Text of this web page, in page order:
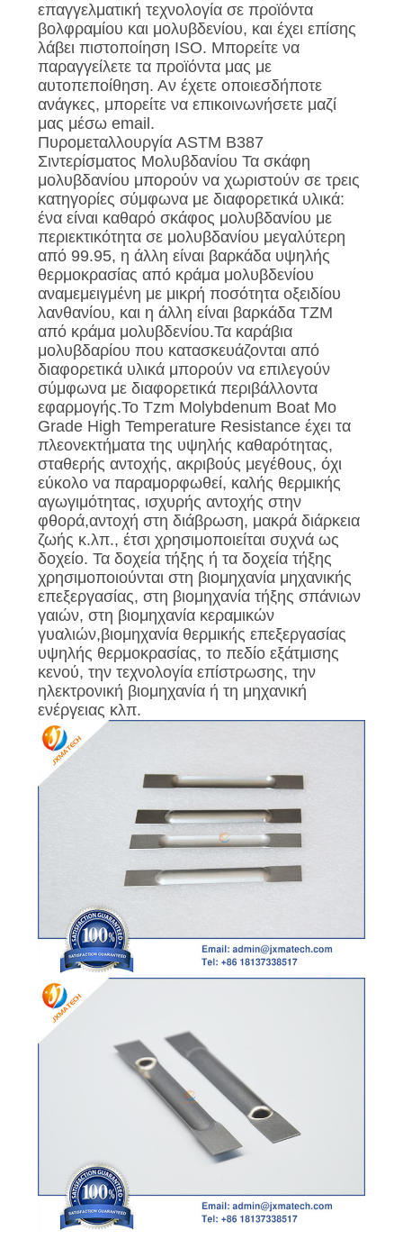
επαγγελματική τεχνολογία σε προϊόντα
βολφραμίου και μολυβδενίου, και έχει επίσης
λάβει πιστοποίηση ISO. Μπορείτε να
παραγγείλετε τα προϊόντα μας με
αυτοπεποίθηση. Αν έχετε οποιεσδήποτε
ανάγκες, μπορείτε να επικοινωνήσετε μαζί
μας μέσω email.
Πυρομεταλλουργία ASTM B387
Σιντερίσματος Μολυβδανίου Τα σκάφη
μολυβδανίου μπορούν να χωριστούν σε τρεις
κατηγορίες σύμφωνα με διαφορετικά υλικά:
ένα είναι καθαρό σκάφος μολυβδανίου με
περιεκτικότητα σε μολυβδανίου μεγαλύτερη
από 99.95, η άλλη είναι βαρκάδα υψηλής
θερμοκρασίας από κράμα μολυβδενίου
αναμεμειγμένη με μικρή ποσότητα οξειδίου
λανθανίου, και η άλλη είναι βαρκάδα TZM
από κράμα μολυβδενίου.Τα καράβια
μολυβδαρίου που κατασκευάζονται από
διαφορετικά υλικά μπορούν να επιλεγούν
σύμφωνα με διαφορετικά περιβάλλοντα
εφαρμογής.Το Tzm Molybdenum Boat Mo
Grade High Temperature Resistance έχει τα
πλεονεκτήματα της υψηλής καθαρότητας,
σταθερής αντοχής, ακριβούς μεγέθους, όχι
εύκολο να παραμορφωθεί, καλής θερμικής
αγωγιμότητας, ισχυρής αντοχής στην
φθορά,αντοχή στη διάβρωση, μακρά διάρκεια
ζωής κ.λπ., έτσι χρησιμοποιείται συχνά ως
δοχείο. Τα δοχεία τήξης ή τα δοχεία τήξης
χρησιμοποιούνται στη βιομηχανία μηχανικής
επεξεργασίας, στη βιομηχανία τήξης σπάνιων
γαιών, στη βιομηχανία κεραμικών
γυαλιών,βιομηχανία θερμικής επεξεργασίας
υψηλής θερμοκρασίας, το πεδίο εξάτμισης
κενού, την τεχνολογία επίστρωσης, την
ηλεκτρονική βιομηχανία ή τη μηχανική
ενέργειας κλπ.